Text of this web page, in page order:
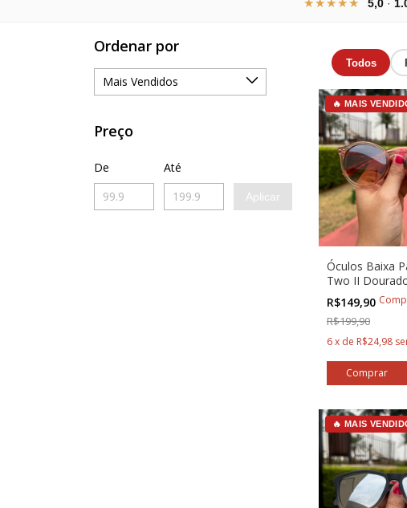
★★★★★ 5,0·
Ordenar por
Preço
De Até
Aplicar
Todos
🔥 MAIS
Óculos Baixa
Two II
Marrom para
R$149,90
R$199,90
6x de R$24,98
🔥 MAIS